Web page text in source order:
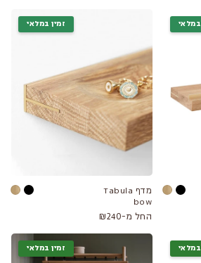
במלאי זמין במלאי
מדף Tabula
bow
החל מ-₪240
במלאי זמין במלאי